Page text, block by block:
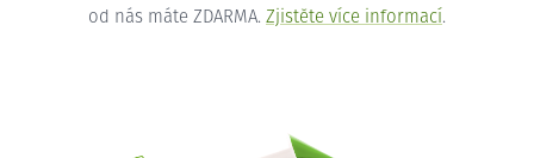
od nás máte ZDARMA. Zjistěte více informací.